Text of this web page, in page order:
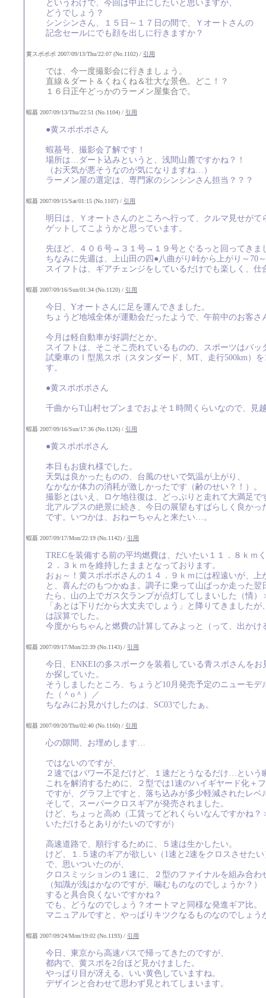
というわけで、今回は中止にしたいと思いますが、
どうでしょう？
シンシンさん、１５日～１７日の間で、Ｙオートさんの
記念セールにでも顔を出しに行きますか？
黄スポポポ 2007/09/13/Thu/22:07 (No.1102) / 引用
では、今一度撮影会に行きましょう。
直線＆ダート＆くねくね＆壮大な景色。どこ！？
１６日正午どっかのラーメン屋集合で。
蝦蟇 2007/09/13/Thu/22:51 (No.1104) / 引用
●黄スポポポさん
蝦蟇号、撮影会了解です！
場所は…ダート込みというと、浅間山麓ですかね？！
（お天気が悪そうなのが気になりますね…）
ラーメン屋の選定は、専門家のシンシンさん担当？？？
蝦蟇 2007/09/15/Sat/01:15 (No.1107) / 引用
明日は、Ｙオートさんのところへ行って、クルマ見せが
ゲットしてこようかと思っています。
先ほど、４０６号→３１号→１９号とぐるっと回ってきま
ちなみに先週は、上山田の四●八曲がり峠から上がり～70
スイフトは、ギアチェンジをしているだけでも楽しく、
蝦蟇 2007/09/16/Sun/01:34 (No.1120) / 引用
今日、Yオートさんに足を運んできました。
ちょうど地域全体が運動会だったようで、午前中のお客
今月は軽自動車が好調だとか。
スイフトは、そこそこ売れているものの、スポーツはパ
試乗車のⅠ型黒スポ（スタンダード、MT、走行500km）
す。
●黄スポポポさん
千曲からT山村セブンまでおよそ１時間くらいなので、見
蝦蟇 2007/09/16/Sun/17:36 (No.1126) / 引用
●黄スポポポさん
本日もお疲れ様でした。
天気は良かったものの、台風のせいで気温が上がり、
なかなか体力の消耗が激しかったです（齢のせい？！）。
撮影とはいえ、ロケ地往復は、どっぷりと走れて大満足で
北アルプスの絶景に続き、今日の展望もすばらしく良かっ
です。いつかは、おねーちゃんと来たい…。
蝦蟇 2007/09/17/Mon/22:19 (No.1142) / 引用
TRECを装備する前の平均燃費は、だいたい１１．８ｋｍ
２．３ｋｍを維持したままとなっております。
おぉ～！黄スポポポさんの１４．９ｋｍには程遠いが、上
と、喜んだのもつかぬま。調子に乗って山ばっか走った
たら、山の上でガス欠ランプが点灯してしまいした（情
「あとは下りだから大丈夫でしょう」と降りてきました
は誤算でした。
今度からちゃんと燃費の計算してみよっと（って、出か
蝦蟇 2007/09/17/Mon/22:39 (No.1143) / 引用
今日、ENKEIの多スポークを装着している青スポさんを
か探していた。
そうしましたところ、ちょうど10月発売予定のニューモ
た（＾o＾）／
ちなみにお見かけしたのは、SC03でしたぁ。
蝦蟇 2007/09/20/Thu/02:40 (No.1160) / 引用
心の隙間、お埋めします…
ではないのですが、
２速ではパワー不足だけど、１速だとうなるだけ…という
これを解消するために、２型では1速のハイギヤード化＋
ですが、グラフ上ですと、落ち込みが多少軽減されたレベ
そして、スーパークロスギアが発売されました。
けど、ちょっと高め（工賃ってどれくらいなんですかね
いただけるとありがたいのですが）
高速道路で、順行するために、５速は生かしたい。
けど、１.５速のギアが欲しい（1速と2速をクロスさせたい
で、思いついたのが、
クロスミッションの１速に、２型のファイナルを組み合わ
（知識が浅はかなのですが、噛むものなのでしょうか？）
すると具合良くないですかね？
でも、どうなのでしょう？オートマと同様な発進ギア比。
マニュアルですと、やっぱりキツクなるものなのでしょう
蝦蟇 2007/09/24/Mon/19:02 (No.1193) / 引用
今日、東京から高速バスで帰ってきたのですが、
都内で、黄スポを2台ほど見かけました。
やっぱり目が冴える、いい黄色していますね。
デザインと合わせて思わず見とれてしまいます。